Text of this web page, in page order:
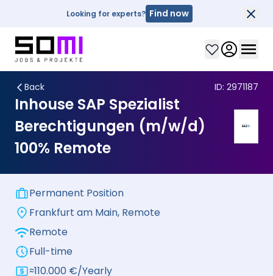
Looking for experts? Find now
Back ID: 2971187
Inhouse SAP Spezialist
Berechtigungen (m/w/d)
100% Remote
Permanent Position
Frankfurt am Main, Remote
Remote
Full-time
≈110.000 €/Yearly